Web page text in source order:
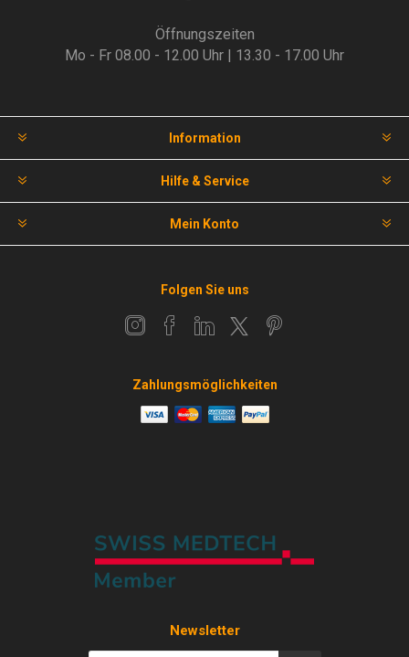
Öffnungszeiten
Mo - Fr 08.00 - 12.00 Uhr | 13.30 - 17.00 Uhr
Information
Hilfe & Service
Mein Konto
Folgen Sie uns
Zahlungsmöglichkeiten
Newsletter